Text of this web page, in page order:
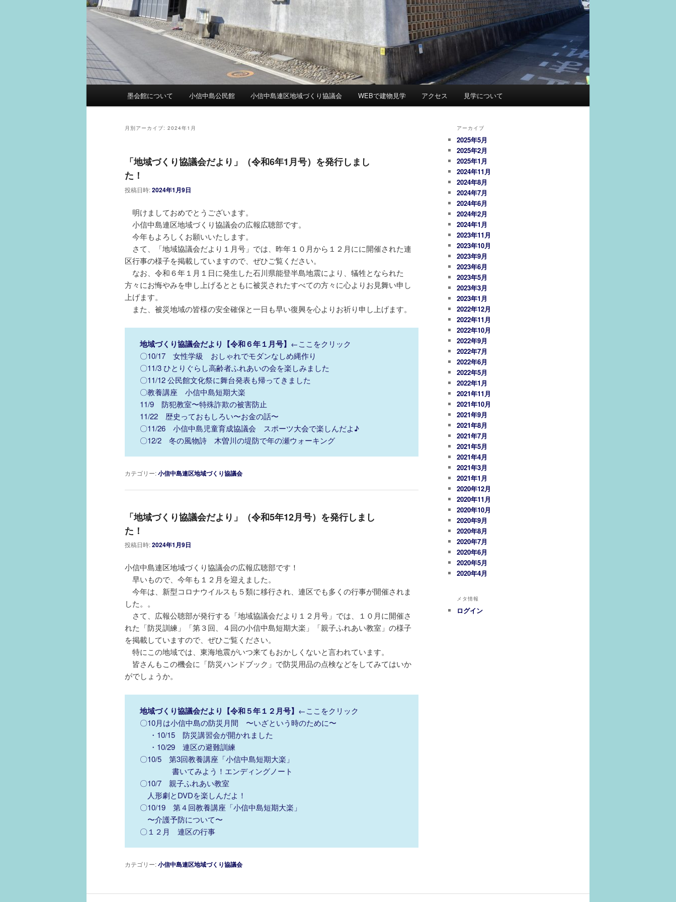
墨会館について 小信中島公民館 小信中島連区地域づくり協議会 WEBで建物見学 アクセス 見学について
月別アーカイブ: 2024年1月
「地域づくり協議会だより」（令和6年1月号）を発行しまし
た！
投稿日時:2024年1月9日
明けましておめでとうございます。
小信中島連区地域づくり協議会の広報広聴部です。
今年もよろしくお願いいたします。
さて、「地域協議会だより１月号」では、昨年１０月から１２月にに開催された連
区行事の様子を掲載していますので、ぜひご覧ください。
なお、令和６年１月１日に発生した石川県能登半島地震により、犠牲となられた
方々にお悔やみを申し上げるとともに被災されたすべての方々に心よりお見舞い申し
上げます。
また、被災地域の皆様の安全確保と一日も早い復興を心よりお祈り申し上げます。
地域づくり協議会だより【令和６年１月号】 ←ここをクリック
〇10/17 女性学級 おしゃれでモダンなしめ縄作り
〇11/3 ひとりぐらし高齢者ふれあいの会を楽しみました
〇11/12 公民館文化祭に舞台発表も帰ってきました
〇教養講座 小信中島短期大楽
11/9 防犯教室〜特殊詐欺の被害防止
11/22 歴史っておもしろい〜お金の話〜
〇11/26 小信中島児童育成協議会 スポーツ大会で楽しんだよ♪
〇12/2 冬の風物詩 木曽川の堤防で年の瀬ウォーキング
カテゴリー:小信中島連区地域づくり協議会
「地域づくり協議会だより」（令和5年12月号）を発行しまし
た！
投稿日時:2024年1月9日
小信中島連区地域づくり協議会の広報広聴部です！
早いもので、今年も１２月を迎えました。
今年は、新型コロナウイルスも５類に移行され、連区でも多くの行事が開催されま
した。。
さて、広報公聴部が発行する「地域協議会だより１２月号」では、１０月に開催さ
れた「防災訓練」「第３回、４回の小信中島短期大楽」「親子ふれあい教室」の様子
を掲載していますので、ぜひご覧ください。
特にこの地域では、東海地震がいつ来てもおかしくないと言われています。
皆さんもこの機会に「防災ハンドブック」で防災用品の点検などをしてみてはいか
がでしょうか。
地域づくり協議会だより【令和５年１２月号】 ←ここをクリック
〇10月は小信中島の防災月間 〜いざという時のために〜
・10/15 防災講習会が開かれました
・10/29 連区の避難訓練
〇10/5 第3回教養講座「小信中島短期大楽」
書いてみよう！エンディングノート
〇10/7 親子ふれあい教室
人形劇とDVDを楽しんだよ！
〇10/19 第４回教養講座「小信中島短期大楽」
〜介護予防について〜
〇１２月 連区の行事
カテゴリー:小信中島連区地域づくり協議会
アーカイブ
2025年5月
2025年2月
2025年1月
2024年11月
2024年8月
2024年7月
2024年6月
2024年2月
2024年1月
2023年11月
2023年10月
2023年9月
2023年6月
2023年5月
2023年3月
2023年1月
2022年12月
2022年11月
2022年10月
2022年9月
2022年7月
2022年6月
2022年5月
2022年1月
2021年11月
2021年10月
2021年9月
2021年8月
2021年7月
2021年5月
2021年4月
2021年3月
2021年1月
2020年12月
2020年11月
2020年10月
2020年9月
2020年8月
2020年7月
2020年6月
2020年5月
2020年4月
メタ情報
ログイン